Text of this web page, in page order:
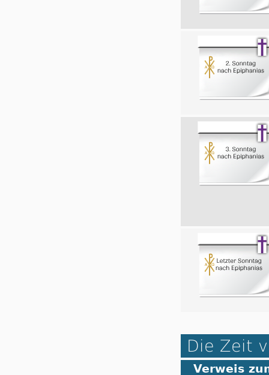
Die Zeit
Verweis